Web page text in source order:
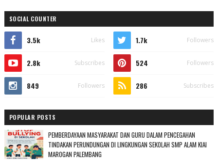
SOCIAL COUNTER
3.5k Likes 1.7k Followers
2.8k Subscribes 524 Followers
849 Followers 286 Subscribes
POPULAR POSTS
PEMBERDAYAAN MASYARAKAT DAN GURU DALAM PENCEGAHAN
TINDAKAN PERUNDUNGAN DI LINGKUNGAN SEKOLAH SMP ALAM KIAI
MAROGAN PALEMBANG